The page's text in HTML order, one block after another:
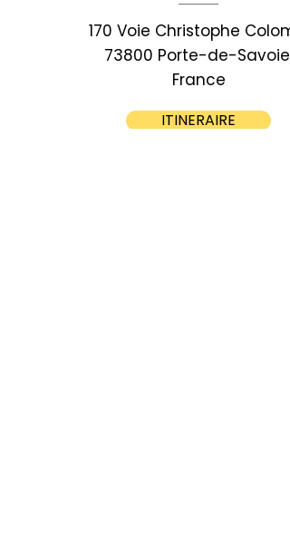
170 Voie Christophe
73800 Porte-de-Savoie,
France
ITINERAIRE